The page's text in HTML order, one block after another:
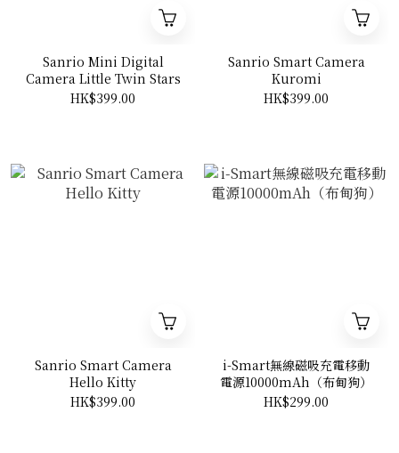
Sanrio Mini Digital
Camera Little Twin Stars
HK$399.00
Sanrio Smart Camera
Kuromi
HK$399.00
Sanrio Smart Camera
Hello Kitty
HK$399.00
i-Smart無線磁吸充電移動
電源10000mAh（布甸狗）
HK$299.00